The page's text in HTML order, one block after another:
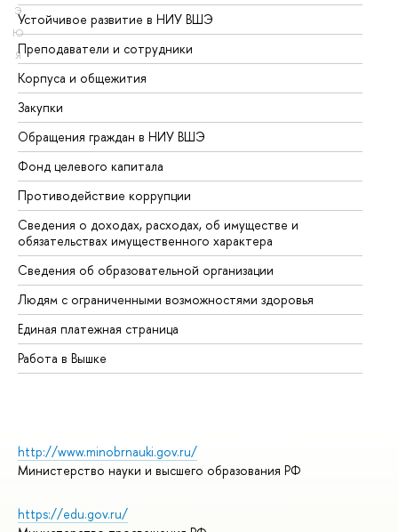
Э
Ю
Я
Устойчивое развитие в НИУ ВШЭ
Преподаватели и сотрудники
Корпуса и общежития
Закупки
Обращения граждан в НИУ ВШЭ
Фонд целевого капитала
Противодействие коррупции
Сведения о доходах, расходах, об имуществе и
обязательствах имущественного характера
Сведения об образовательной организации
Людям с ограниченными возможностями здоровья
Единая платежная страница
Работа в Вышке
http://www.minobrnauki.gov.ru/
Министерство науки и высшего образования РФ
https://edu.gov.ru/